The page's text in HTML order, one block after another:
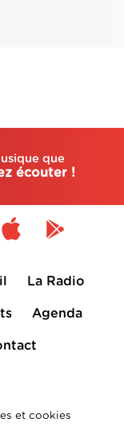
que
écouter !
La Radio
Agenda
et cookies